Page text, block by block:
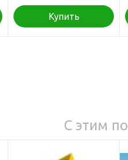
Купить
С этим